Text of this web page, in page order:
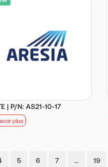
| P/N: AS21-10-17
plus
5 6 7 … 19